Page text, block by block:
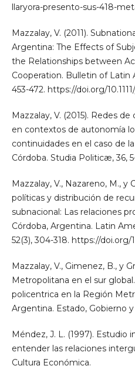
llaryora-presento-sus-418-
Mazzalay, V. (2011).
Argentina: The Effects of
the Relationships between
Cooperation. Bulletin of Latin
453-472. https://doi.org/
Mazzalay, V. (2015). Redes
en contextos de autonomía
continuidades en el caso de
Córdoba. Studia Politicæ, 36,
Mazzalay, V., Nazareno, M., y
políticas y distribución de
subnacional: Las relaciones
Córdoba, Argentina. Latin
52(3), 304-318. https://doi.org/
Mazzalay, V., Gimenez, B., y
Metropolitana en el sur
policentrica en la Región
Argentina. Estado, Gobierno
Méndez, J. L. (1997). Estudio
entender las relaciones
Cultura Económica.